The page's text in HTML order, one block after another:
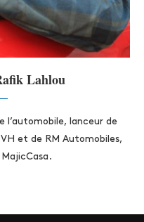
Lahlou
l’automobile, lanceur de
et de RM Automobiles,